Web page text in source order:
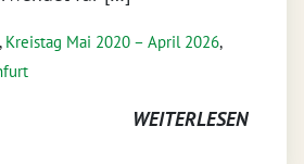
, Kreistag Mai 2020 – April 2026,
WEITERLESEN